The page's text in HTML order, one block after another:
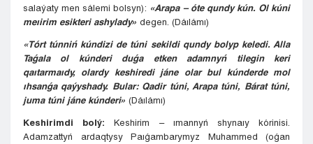
salaýaty men sálemi bolsyn): «Arapa – óte qundy kún. Ol kúni
meıirim esikteri ashylady» degen. (Dáılámı)
«Tórt túnniń kúndizi de túni sekildi qundy bolyp keledi. Alla
Taǵala ol kúnderi duǵa etken adamnyń tilegin keri
qaıtarmaıdy, olardy keshiredi jáne olar bul kúnderde mol
ıhsanǵa qaýyshady. Bular: Qadir túni, Arapa túni, Bárat túni,
juma túni jáne kúnderi» (Dáılámı)
Keshirimdi bolý:Keshirim – ımannyń shynaıy kórinisi.
Adamzattyń ardaqtysy Paıǵambarymyz Muhammed (oǵan